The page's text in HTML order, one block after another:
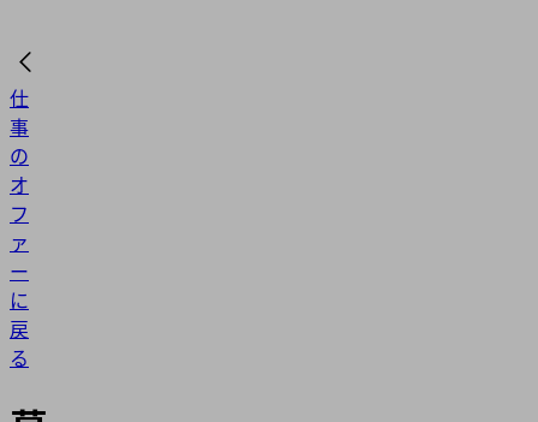
仕
事
の
オ
フ
ァ
ー
に
戻
る